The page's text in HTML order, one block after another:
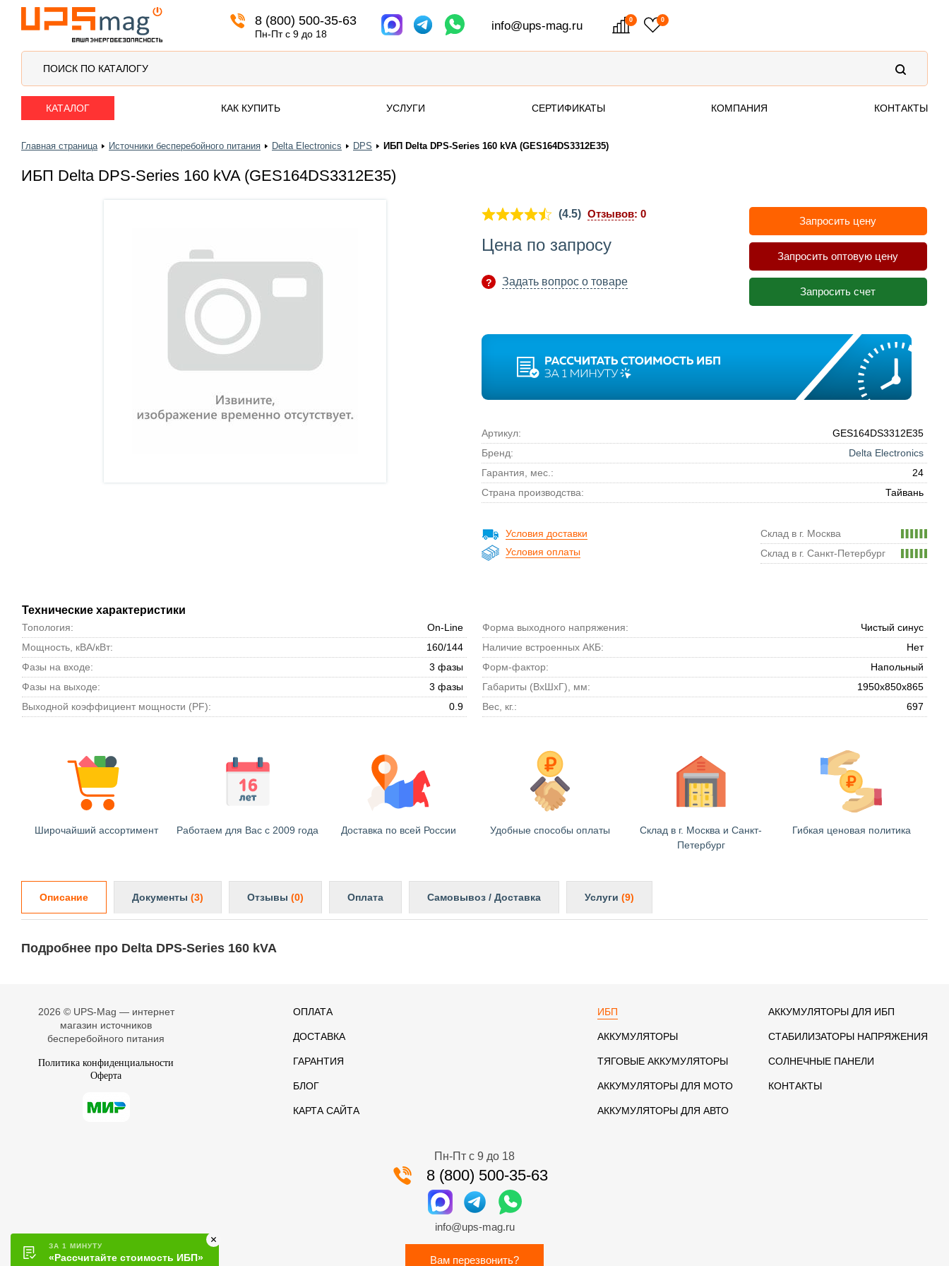
8 (800) 500-35-63
Пн-Пт с 9 до 18
info@ups-mag.ru 0 0
ПОИСК ПО КАТАЛОГУ
КАТАЛОГ КАК КУПИТЬ УСЛУГИ СЕРТИФИКАТЫ КОМПАНИЯ КОНТАКТЫ
Главная страница Источники бесперебойного питания Delta Electronics DPS ИБП Delta DPS-Series 160 kVA (GES164DS3312E35)
ИБП Delta DPS-Series 160 kVA (GES164DS3312E35)
(4.5) Отзывов: 0
Цена по запросу
Задать вопрос о товаре
Запросить цену
Запросить оптовую цену
Запросить счет
Артикул:
GES164DS3312E35
Бренд:
Delta Electronics
Гарантия, мес.:
24
Страна производства:
Тайвань
Условия доставки
Условия оплаты
Склад в г. Москва
Склад в г. Санкт-Петербург
Технические характеристики
Топология:
On-Line
Мощность, кВА/кВт:
160/144
Фазы на входе:
3 фазы
Фазы на выходе:
3 фазы
Выходной коэффициент мощности (PF):
0.9
Форма выходного напряжения:
Чистый синус
Наличие встроенных АКБ:
Нет
Форм-фактор:
Напольный
Габариты (ВхШхГ), мм:
1950x850x865
Вес, кг.:
697
Широчайший ассортимент Работаем для Вас с 2009 года Доставка по всей России Удобные способы оплаты
Склад в г. Москва и Санкт-
Петербург
Гибкая ценовая политика
Описание Документы (3) Отзывы (0) Оплата Самовывоз / Доставка Услуги (9)
Подробнее про Delta DPS-Series 160 kVA
2026 © UPS-Mag — интернет
магазин источников
бесперебойного питания
Политика конфиденциальности
Оферта
ОПЛАТА
ДОСТАВКА
ГАРАНТИЯ
БЛОГ
КАРТА САЙТА
ИБП
АККУМУЛЯТОРЫ
ТЯГОВЫЕ АККУМУЛЯТОРЫ
АККУМУЛЯТОРЫ ДЛЯ МОТО
АККУМУЛЯТОРЫ ДЛЯ АВТО
АККУМУЛЯТОРЫ ДЛЯ ИБП
СТАБИЛИЗАТОРЫ НАПРЯЖЕНИЯ
СОЛНЕЧНЫЕ ПАНЕЛИ
КОНТАКТЫ
Пн-Пт с 9 до 18
8 (800) 500-35-63
info@ups-mag.ru
Вам перезвонить?
Источники бесперебойного питания
ЗА 1 МИНУТУ
«Рассчитайте стоимость ИБП»